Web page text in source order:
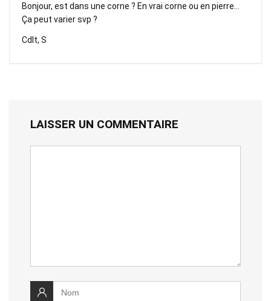
Bonjour, est dans une corne ? En vrai corne ou en pierre…
Ça peut varier svp ?
Cdlt, S
LAISSER UN COMMENTAIRE